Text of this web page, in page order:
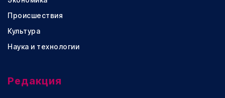
Происшествия
Культура
Наука и технологии
Редакция